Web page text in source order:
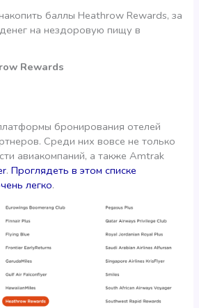
баллы Heathrow Rewards, за
на нездоровую пищу в
Rewards
бронирования отелей
Среди них вовсе не только
авиакомпаний, а также Amtrak
.Проглядеть в этом списке
легко.